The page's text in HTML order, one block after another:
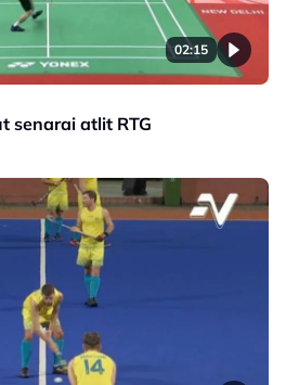
02:15
senarai atlit RTG